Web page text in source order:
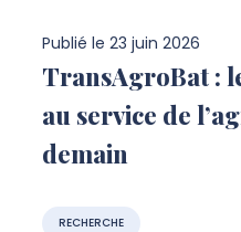
Publié le 23 juin 2026
TransAgroBat :
au service de
demain
RECHERCHE